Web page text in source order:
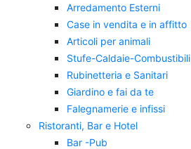
Arredamento Esterni
Case in vendita e in affitto
Articoli per animali
Stufe-Caldaie-Combustibili
Rubinetteria e Sanitari
Giardino e fai da te
Falegnamerie e infissi
Ristoranti, Bar e Hotel
Bar -Pub